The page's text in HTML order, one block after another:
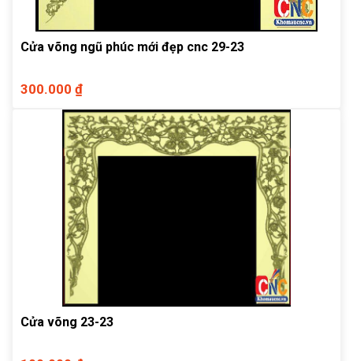
Cửa võng ngũ phúc mới đẹp cnc 29-23
300.000 ₫
Cửa võng 23-23